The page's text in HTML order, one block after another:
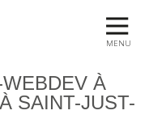
MENU
À
SAINT-JUST-